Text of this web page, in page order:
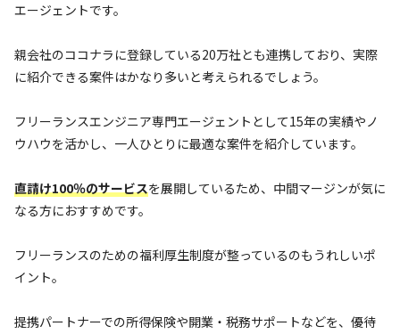
エージェントです。
親会社のココナラに登録している20万社とも連携しており、実際
に紹介できる案件はかなり多いと考えられるでしょう。
フリーランスエンジニア専門エージェントとして15年の実績やノ
ウハウを活かし、一人ひとりに最適な案件を紹介しています。
直請け100％のサービスを展開しているため、中間マージンが気に
なる方におすすめです。
フリーランスのための福利厚生制度が整っているのもうれしいポ
イント。
提携パートナーでの所得保険や開業・税務サポートなどを、優待